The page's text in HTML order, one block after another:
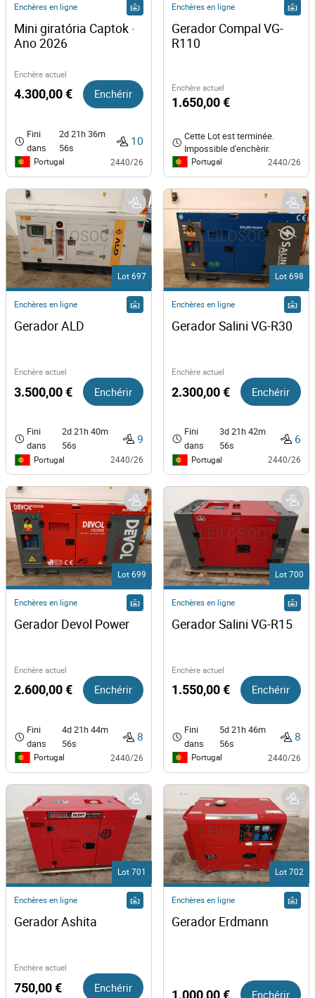
Enchères en ligne
Mini giratória Captok ·
Enchère actuel
4.300,00 € Enchérir
Fini
dans
2d 21h 36m
56s
10
Portugal 2440/26
Enchères en ligne
Gerador Compal VG-
Enchère actuel
1.650,00 €
Cette Lot est terminée.
Impossible d'enchèrir.
Portugal 2440/26
Lot 697
Enchères en ligne
Enchère actuel
3.500,00 € Enchérir
Fini
dans
2d 21h 40m
56s
9
Portugal 2440/26
Lot 698
Enchères en ligne
Gerador Salini VG-R30
Enchère actuel
2.300,00 € Enchérir
Fini
dans
3d 21h 42m
56s
6
Portugal 2440/26
Lot 699
Enchères en ligne
Enchère actuel
2.600,00 € Enchérir
Fini
dans
4d 21h 44m
56s
8
Portugal 2440/26
Lot 700
Enchères en ligne
Enchère actuel
1.550,00 € Enchérir
Fini
dans
5d 21h 46m
56s
8
Portugal 2440/26
Lot 701
Enchères en ligne
Gerador Ashita
Enchère actuel
750,00 € Enchérir
Lot 702
Enchères en ligne
1.000,00 € Enchérir